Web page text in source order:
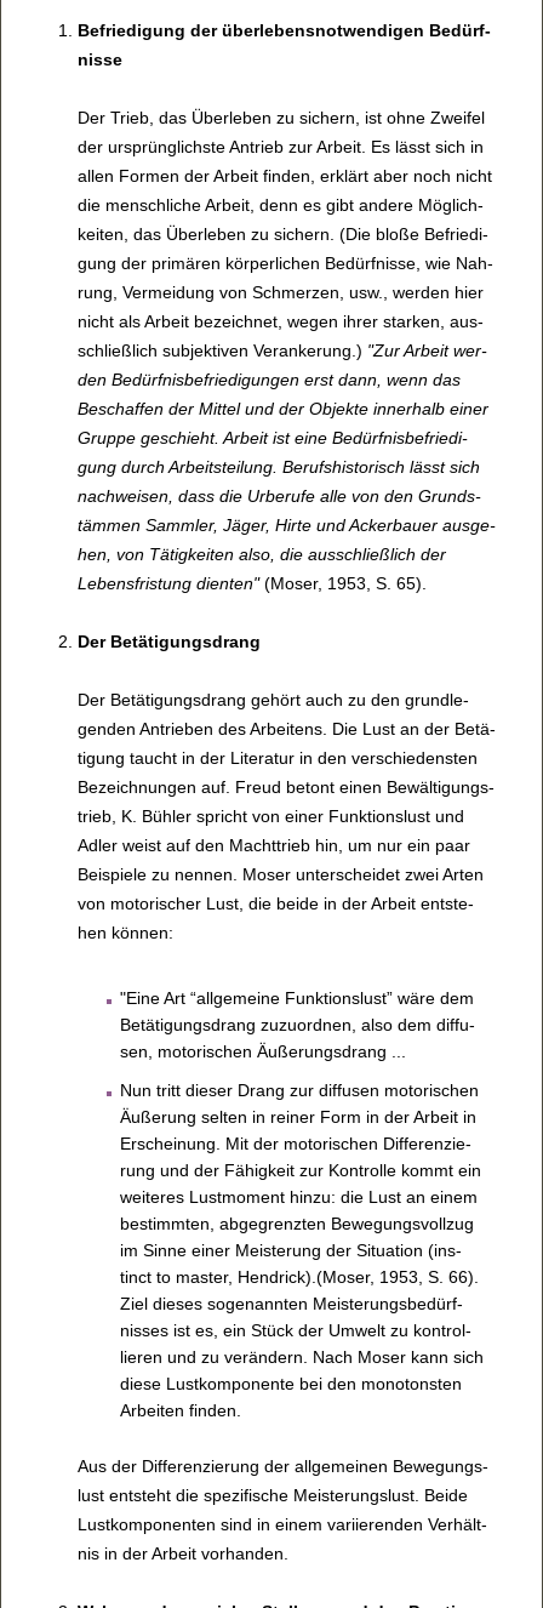
Befrie­di­gung der über­le­bens­not­wen­di­gen Bedürf­
nisse
Der Trieb, das Über­le­ben zu sichern, ist ohne Zwei­fel
der ursprüng­lichste Antrieb zur Arbeit. Es lässt sich in
allen For­men der Arbeit fin­den, erklärt aber noch nicht
die mensch­li­che Arbeit, denn es gibt andere Mög­lich­
kei­ten, das Über­le­ben zu sichern. (Die bloße Befrie­di­
gung der pri­mä­ren kör­per­li­chen Bedürf­nisse, wie Nah­
rung, Ver­mei­dung von Schmer­zen, usw., wer­den hier
nicht als Arbeit bezeich­net, wegen ihrer star­ken, aus­
schließ­lich sub­jek­ti­ven Ver­an­ke­rung.) "Zur Arbeit wer­
den Bedürf­nis­be­frie­di­gun­gen erst dann, wenn das
Beschaf­fen der Mit­tel und der Objekte inner­halb einer
Gruppe geschieht. Arbeit ist eine Bedürf­nis­be­frie­di­
gung durch Arbeits­tei­lung. Berufs­his­to­risch lässt sich
nach­wei­sen, dass die Urbe­rufe alle von den Grund­s­
täm­men Samm­ler, Jäger, Hirte und Acke­r­bauer aus­ge­
hen, von Tätig­kei­ten also, die aus­schließ­lich der
Lebens­fris­tung dien­ten"(Moser, 1953, S. 65).
Der Betä­ti­gungs­drang
Der Betä­ti­gungs­drang gehört auch zu den grund­le­
gen­den Antrie­ben des Arbei­tens. Die Lust an der Betä­
ti­gung taucht in der Lite­ra­tur in den ver­schie­dens­ten
Bezeich­nun­gen auf. Freud betont einen Bewäl­ti­gungs­
trieb, K. Büh­ler spricht von einer Funk­ti­ons­lust und
Adler weist auf den Macht­trieb hin, um nur ein paar
Bei­spiele zu nen­nen. Moser unter­schei­det zwei Arten
von moto­ri­scher Lust, die beide in der Arbeit ent­ste­
hen kön­nen:
"Eine Art “all­ge­meine Funk­ti­ons­lust” wäre dem
Betä­ti­gungs­drang zuzu­ord­nen, also dem dif­fu­
sen, moto­ri­schen Äuße­rungs­drang ...
Nun tritt die­ser Drang zur dif­fu­sen moto­ri­schen
Äuße­rung sel­ten in rei­ner Form in der Arbeit in
Erschei­nung. Mit der moto­ri­schen Dif­fe­ren­zie­
rung und der Fähig­keit zur Kon­trolle kommt ein
wei­te­res Lust­mo­ment hinzu: die Lust an einem
bestimm­ten, abge­grenz­ten Bewe­gungs­voll­zug
im Sinne einer Meis­te­rung der Situa­tion (ins­
tinct to mas­ter, Hen­d­rick).(Moser, 1953, S. 66).
Ziel die­ses soge­nann­ten Meis­te­rungs­be­dürf­
nis­ses ist es, ein Stück der Umwelt zu kon­trol­
lie­ren und zu ver­än­dern. Nach Moser kann sich
diese Lust­kom­po­nente bei den mono­tons­ten
Arbei­ten fin­den.
Aus der Dif­fe­ren­zie­rung der all­ge­mei­nen Bewe­gungs­
lust ent­steht die spe­zi­fi­sche Meis­te­rungs­lust. Beide
Lust­kom­po­nen­ten sind in einem vari­ie­ren­den Ver­hält­
nis in der Arbeit vor­han­den.